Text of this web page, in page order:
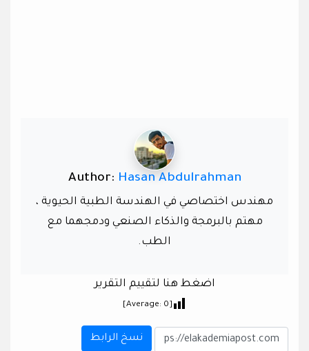
Author: Hasan Abdulrahman
مهندس اختصاصي في الهندسة الطبية الحيوية ،
مهتم بالبرمجة والذكاء الصنعي ودمجهما مع
الطب.
اضغط هنا لتقييم التقرير
[Average:
0
]
نسخ الرابط